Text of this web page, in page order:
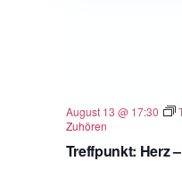
Treffpunkt: Herz
August 13 @ 17:30
Zuhören